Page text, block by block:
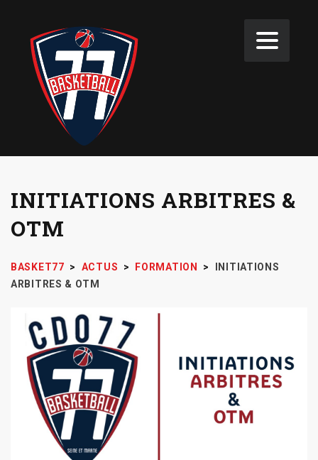
INITIATIONS ARBITRES &
OTM
BASKET77 > ACTUS > FORMATION >
INITIATIONS
ARBITRES & OTM